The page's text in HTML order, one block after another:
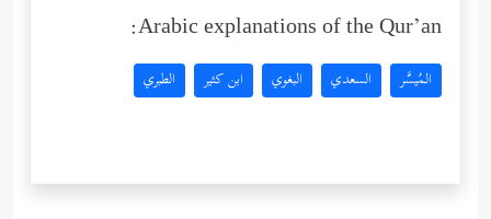
Arabic explanations of the Qur’an:
المُيسَّر السعدي البغوي ابن كثير الطبري